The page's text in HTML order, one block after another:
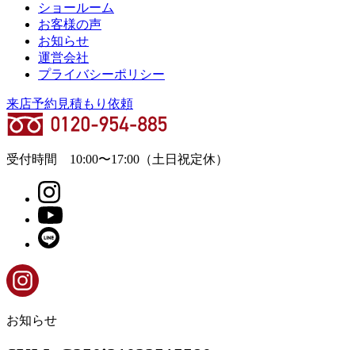
ショールーム
お客様の声
お知らせ
運営会社
プライバシーポリシー
来店予約 見積もり依頼
受付時間 10:00〜17:00 （土日祝定休）
お知らせ